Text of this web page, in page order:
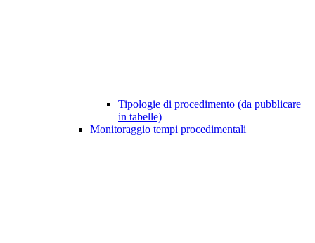
Tipologie di procedimento (da pubblicare
in tabelle)
Monitoraggio tempi procedimentali